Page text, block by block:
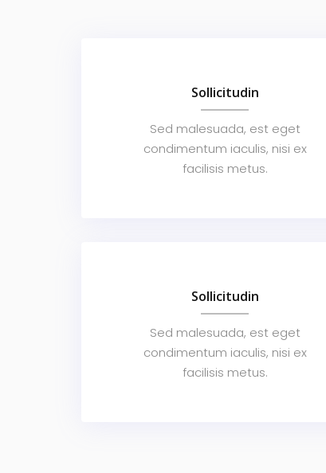
Sollicitudin
Sed malesuada, est eget
condimentum iaculis, nisi ex
facilisis metus.
Sollicitudin
Sed malesuada, est eget
condimentum iaculis, nisi ex
facilisis metus.